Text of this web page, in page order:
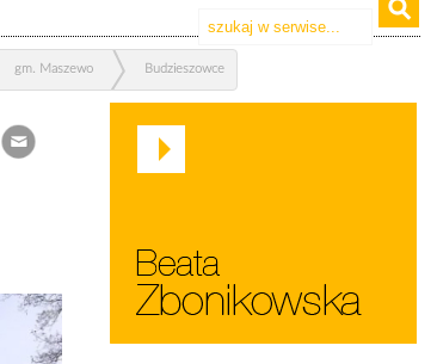
gm. Maszewo Budzieszowce